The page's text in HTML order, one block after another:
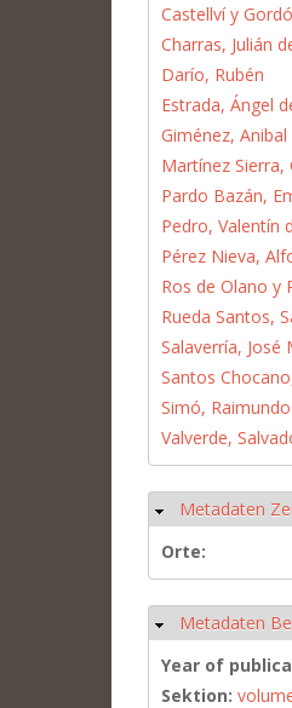
Castellví y
Charras, Julián
Darío, Rubén
Estrada, Ángel
Giménez, Anibal
Martínez Sierra,
Pardo Bazán,
Pedro, Valentín
Pérez Nieva,
Ros de Olano y
Rueda Santos,
Salaverría, José
Santos
Simó, Raimundo
Valverde,
Hide
Metadaten
Orte:
Hide
Metadaten
Year of
Sektion: